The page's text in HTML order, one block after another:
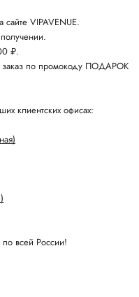
VIPAVENUE.
₽.
заказ по промокоду ПОДАРОК
клиентских офисах:
всей России!